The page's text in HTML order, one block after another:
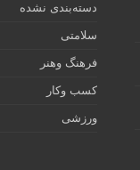
دسته‌بندی نشده
سلامتی
فرهنگ وهنر
کسب وکار
ورزشی